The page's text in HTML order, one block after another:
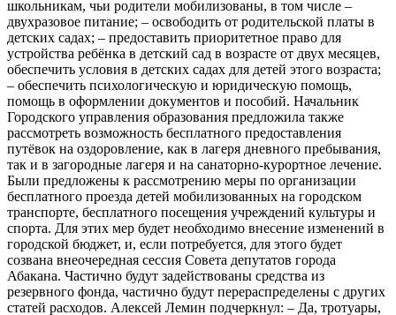
школьникам, чьи родители мобилизованы, в том числе –
двухразовое питание; – освободить от родительской платы в
детских садах; – предоставить приоритетное право для
устройства ребёнка в детский сад в возрасте от двух месяцев,
обеспечить условия в детских садах для детей этого возраста;
– обеспечить психологическую и юридическую помощь,
помощь в оформлении документов и пособий. Начальник
Городского управления образования предложила также
рассмотреть возможность бесплатного предоставления
путёвок на оздоровление, как в лагеря дневного пребывания,
так и в загородные лагеря и на санаторно-курортное лечение.
Были предложены к рассмотрению меры по организации
бесплатного проезда детей мобилизованных на городском
транспорте, бесплатного посещения учреждений культуры и
спорта. Для этих мер будет необходимо внесение изменений в
городской бюджет, и, если потребуется, для этого будет
созвана внеочередная сессия Совета депутатов города
Абакана. Частично будут задействованы средства из
резервного фонда, частично будут перераспределены с других
статей расходов. Алексей Лемин подчеркнул: – Да, тротуары,